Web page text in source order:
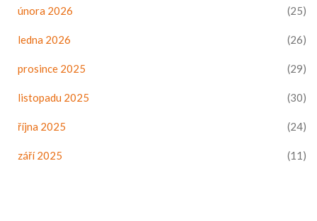
února 2026 (25)
ledna 2026 (26)
prosince 2025 (29)
listopadu 2025 (30)
října 2025 (24)
září 2025 (11)